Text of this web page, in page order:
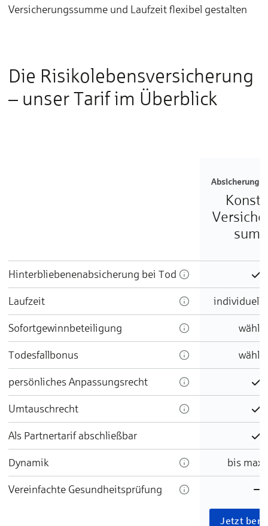
Versicherungssumme und Laufzeit flexibel gestalten
Die Risiko­lebens­ver­sicherung
– un­ser Tarif im Über­blick
Absicherung
Hinterbliebenenabsicherung bei Tod
Laufzeit individuell
Sofortgewinnbeteiligung
Todesfallbonus
persönliches Anpassungsrecht
Umtauschrecht
Als Partnertarif abschließbar
Dynamik bis
Vereinfachte Gesundheitsprüfung
Jetzt